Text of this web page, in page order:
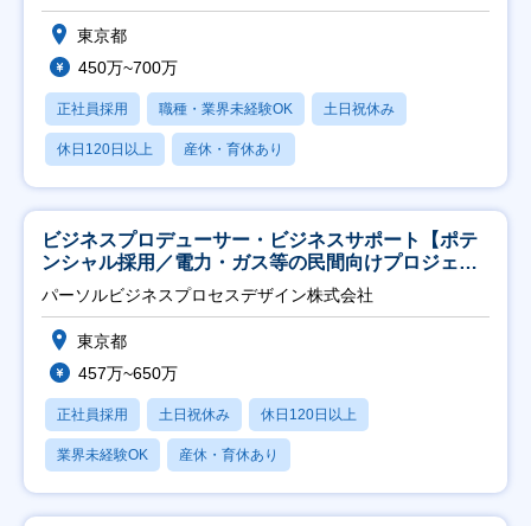
東京都
450万~700万
正社員採用 職種・業界未経験OK 土日祝休み
休日120日以上 産休・育休あり
ビジネスプロデューサー・ビジネスサポート【ポテ
ンシャル採用／電力・ガス等の民間向けプロジェク
ト推進】
パーソルビジネスプロセスデザイン株式会社
東京都
457万~650万
正社員採用 土日祝休み 休日120日以上
業界未経験OK 産休・育休あり